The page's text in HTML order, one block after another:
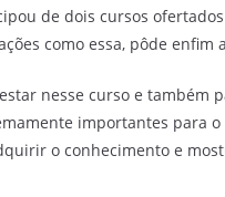
de dois cursos
como essa, pôde
nesse curso e também
importantes para
o conhecimento e